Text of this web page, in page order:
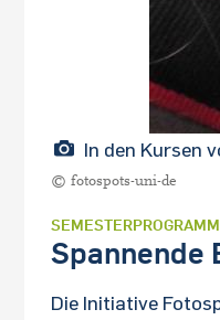
In den Kursen
© fotospots-uni-de
SEMESTERPROGRAMM
Spannende
Die Initiative